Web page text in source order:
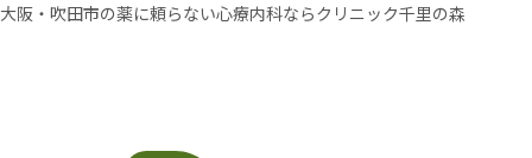
大阪・吹田市の薬に頼らない心療内科ならクリニック千里の森